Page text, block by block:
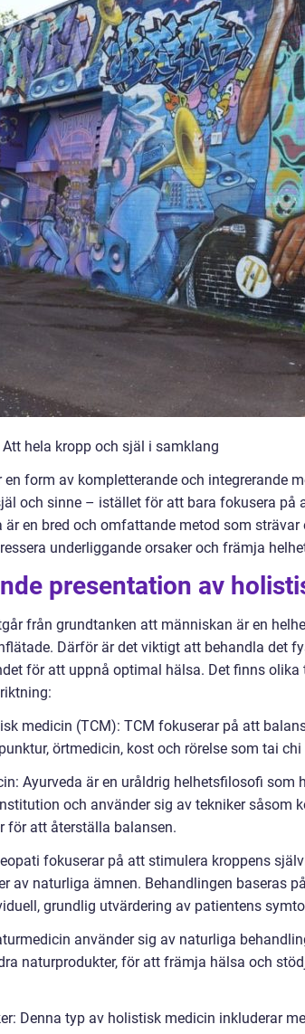
hela kropp och själ i samklang
form av kompletterande och integrerande
och sinne – istället för att bara fokusera på
är en bred och omfattande metod som
underliggande orsaker och främja
presentation av
från grundtanken att människan är en
Därför är det viktigt att behandla det
för att uppnå optimal hälsa. Det finns olika
medicin (TCM): TCM fokuserar på att
örtmedicin, kost och rörelse som tai chi
Ayurveda är en uråldrig helhetsfilosofi som
och använder sig av tekniker såsom
för att återställa balansen.
fokuserar på att stimulera kroppens
av naturliga ämnen. Behandlingen baseras
grundlig utvärdering av patientens
använder sig av naturliga
naturprodukter, för att främja hälsa och
Denna typ av holistisk medicin inkluderar